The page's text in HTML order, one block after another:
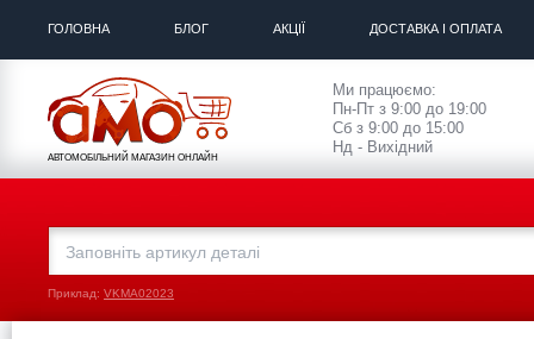
ГОЛОВНА БЛОГ АКЦІЇ ДОСТАВКА І ОПЛАТА
АВТОМОБІЛЬНИЙ МАГАЗИН ОНЛАЙН
Ми працюємо:
Пн-Пт з 9:00 до 19:00
Сб з 9:00 до 15:00
Нд - Вихідний
Приклад: VKMA02023